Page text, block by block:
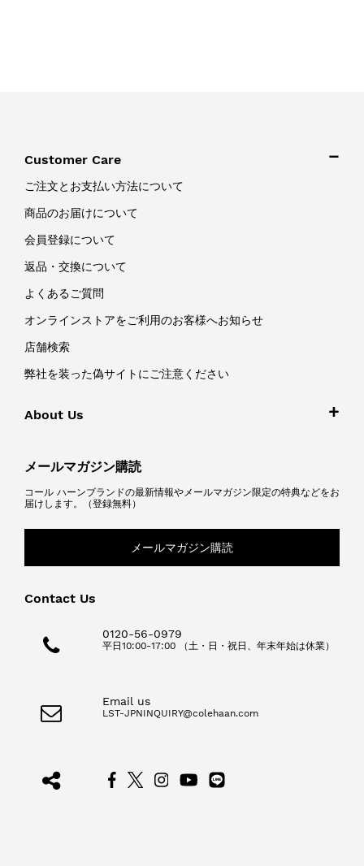
Customer Care
ご注文とお支払い方法について
商品のお届けについて
会員登録について
返品・交換について
よくあるご質問
オンラインストアをご利用のお客様へお知らせ
店舗検索
弊社を装った偽サイトにご注意ください
About Us
メールマガジン購読
コール ハーンブランドの最新情報やメールマガジン限定の特典などをお
届けします。（登録無料）
メールマガジン購読
Contact Us
0120-56-0979
平日10:00-17:00 （土・日・祝日、年末年始は休業）
Email us
LST-JPNINQUIRY@colehaan.com